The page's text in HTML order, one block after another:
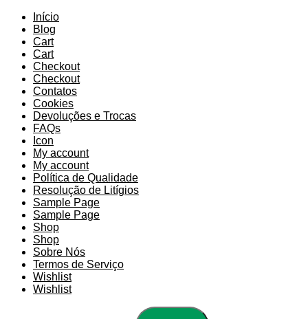
Início
Blog
Cart
Cart
Checkout
Checkout
Contatos
Cookies
Devoluções e Trocas
FAQs
Icon
My account
My account
Política de Qualidade
Resolução de Litígios
Sample Page
Sample Page
Shop
Shop
Sobre Nós
Termos de Serviço
Wishlist
Wishlist